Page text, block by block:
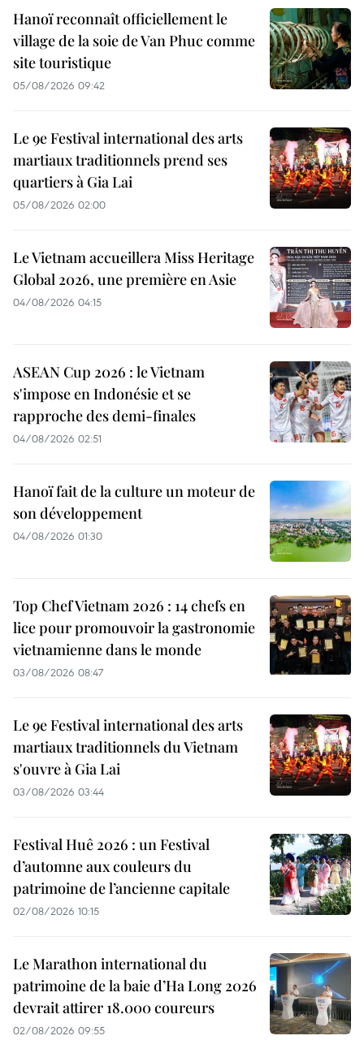
Hanoï reconnaît officiellement le
village de la soie de Van Phuc comme
site touristique
05/08/2026 09:42
Le 9e Festival international des arts
martiaux traditionnels prend ses
quartiers à Gia Lai
05/08/2026 02:00
Le Vietnam accueillera Miss Heritage
Global 2026, une première en Asie
04/08/2026 04:15
ASEAN Cup 2026 : le Vietnam
s'impose en Indonésie et se
rapproche des demi-finales
04/08/2026 02:51
Hanoï fait de la culture un moteur de
son développement
04/08/2026 01:30
Top Chef Vietnam 2026 : 14 chefs en
lice pour promouvoir la gastronomie
vietnamienne dans le monde
03/08/2026 08:47
Le 9e Festival international des arts
martiaux traditionnels du Vietnam
s'ouvre à Gia Lai
03/08/2026 03:44
Festival Huê 2026 : un Festival
d’automne aux couleurs du
patrimoine de l’ancienne capitale
02/08/2026 10:15
Le Marathon international du
patrimoine de la baie d’Ha Long 2026
devrait attirer 18.000 coureurs
02/08/2026 09:55